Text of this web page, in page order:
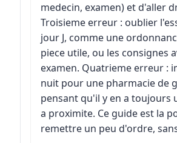
medecin, examen) et d'aller
Troisieme erreur : oublier
jour J, comme une
piece utile, ou les consignes
examen. Quatrieme erreur :
nuit pour une pharmacie de
pensant qu'il y en a toujours
a proximite. Ce guide est la
remettre un peu d'ordre,